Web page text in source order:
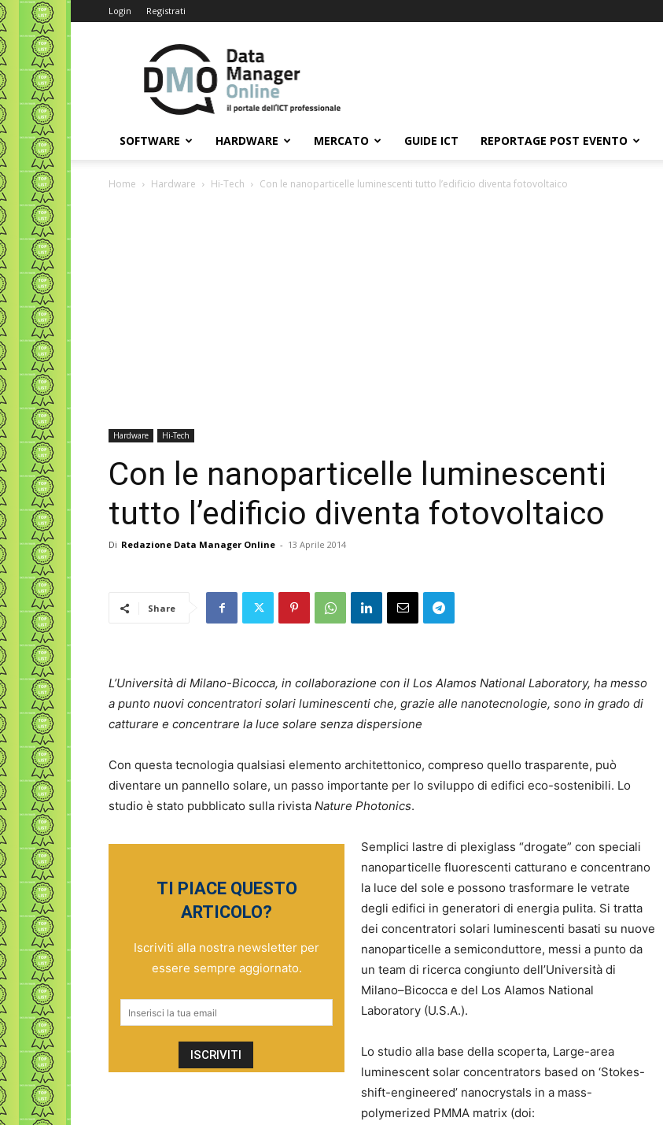
Login Registrati
Data
Manager
Online
SOFTWARE HARDWARE MERCATO GUIDE ICT REPORTAGE POST EVENTO
Home Hardware Hi-Tech Con le nanoparticelle luminescenti tutto l’edificio diventa fotovoltaico
Hardware Hi-Tech
Con le nanoparticelle luminescenti
tutto l’edificio diventa fotovoltaico
Di Redazione Data Manager Online - 13 Aprile 2014
Share
L’Università di Milano-Bicocca, in collaborazione con il Los Alamos National Laboratory, ha messo
a punto nuovi concentratori solari luminescenti che, grazie alle nanotecnologie, sono in grado di
catturare e concentrare la luce solare senza dispersione
Con questa tecnologia qualsiasi elemento architettonico, compreso quello trasparente, può
diventare un pannello solare, un passo importante per lo sviluppo di edifici eco-sostenibili. Lo
studio è stato pubblicato sulla rivista Nature Photonics.
TI PIACE QUESTO
ARTICOLO?
Iscriviti alla nostra newsletter per
essere sempre aggiornato.
Semplici lastre di plexiglass “drogate” con speciali
nanoparticelle fluorescenti catturano e concentrano
la luce del sole e possono trasformare le vetrate
degli edifici in generatori di energia pulita. Si tratta
dei concentratori solari luminescenti basati su nuove
nanoparticelle a semiconduttore, messi a punto da
un team di ricerca congiunto dell’Università di
Milano–Bicocca e del Los Alamos National
Laboratory (U.S.A.).
Lo studio alla base della scoperta, Large-area
luminescent solar concentrators based on ‘Stokes-
shift-engineered’ nanocrystals in a mass-
polymerized PMMA matrix (doi: